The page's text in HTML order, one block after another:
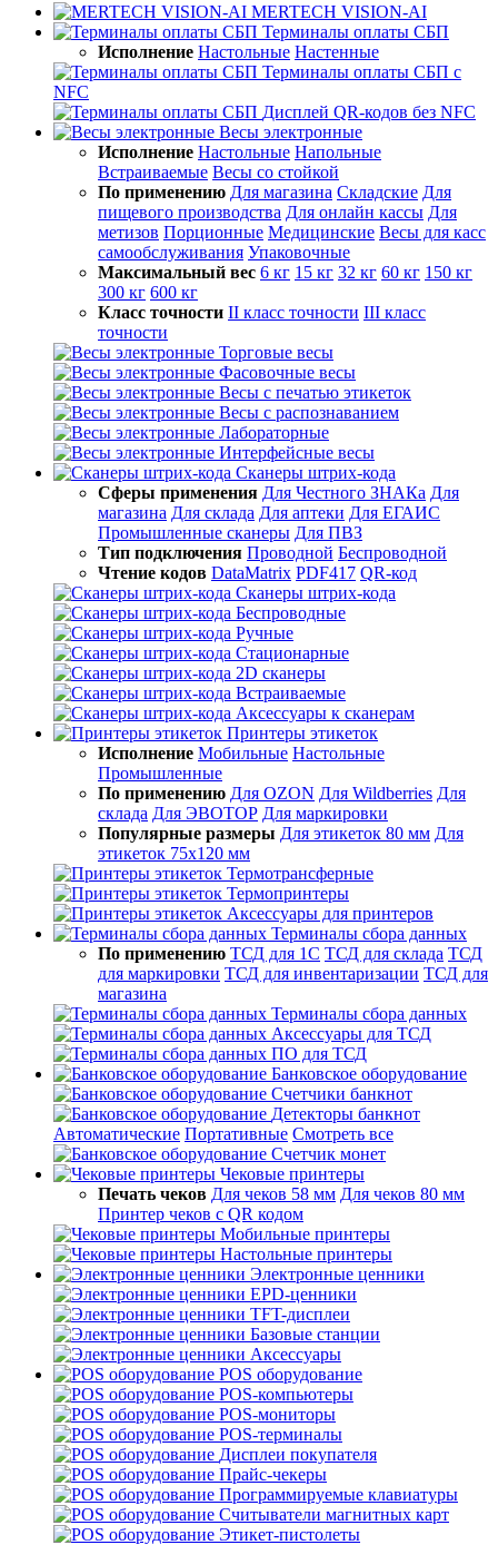
MERTECH VISION-AI
Терминалы оплаты СБП
Исполнение Настольные Настенные
Терминалы оплаты СБП с
NFC
Дисплей QR-кодов без NFC
Весы электронные
Исполнение Настольные Напольные
Встраиваемые Весы со стойкой
По применению Для магазина Складские Для
пищевого производства Для онлайн кассы Для
метизов Порционные Медицинские Весы для касс
самообслуживания Упаковочные
Максимальный вес 6 кг 15 кг 32 кг 60 кг 150 кг
300 кг 600 кг
Класс точности II класс точности III класс
точности
Торговые весы
Фасовочные весы
Весы с печатью этикеток
Весы с распознаванием
Лабораторные
Интерфейсные весы
Сканеры штрих-кода
Сферы применения Для Честного ЗНАКа Для
магазина Для склада Для аптеки Для ЕГАИС
Промышленные сканеры Для ПВЗ
Тип подключения Проводной Беспроводной
Чтение кодов DataMatrix PDF417 QR-код
Сканеры штрих-кода
Беспроводные
Ручные
Стационарные
2D сканеры
Встраиваемые
Аксессуары к сканерам
Принтеры этикеток
Исполнение Мобильные Настольные
Промышленные
По применению Для OZON Для Wildberries Для
склада Для ЭВОТОР Для маркировки
Популярные размеры Для этикеток 80 мм Для
этикеток 75х120 мм
Термотрансферные
Термопринтеры
Аксессуары для принтеров
Терминалы сбора данных
По применению ТСД для 1С ТСД для склада ТСД
для маркировки ТСД для инвентаризации ТСД для
магазина
Терминалы сбора данных
Аксессуары для ТСД
ПО для ТСД
Банковское оборудование
Счетчики банкнот
Детекторы банкнот
Автоматические Портативные Смотреть все
Счетчик монет
Чековые принтеры
Печать чеков Для чеков 58 мм Для чеков 80 мм
Принтер чеков с QR кодом
Мобильные принтеры
Настольные принтеры
Электронные ценники
EPD-ценники
TFT-дисплеи
Базовые станции
Аксессуары
POS оборудование
POS-компьютеры
POS-мониторы
POS-терминалы
Дисплеи покупателя
Прайс-чекеры
Программируемые клавиатуры
Считыватели магнитных карт
Этикет-пистолеты